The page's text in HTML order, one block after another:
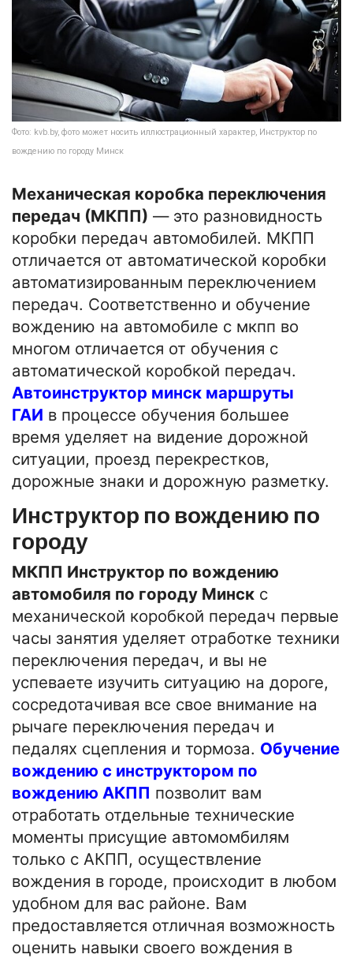
Фото: kvb.by, фото может носить иллюстрационный характер, Инструктор по
вождению по городу Минск
Механическая коробка переключения
передач (МКПП) — это разновидность
коробки передач автомобилей. МКПП
отличается от автоматической коробки
автоматизированным переключением
передач. Соответственно и обучение
вождению на автомобиле с мкпп во
многом отличается от обучения с
автоматической коробкой передач.
Автоинструктор минск маршруты
ГАИ в процессе обучения большее
время уделяет на видение дорожной
ситуации, проезд перекрестков,
дорожные знаки и дорожную разметку.
Инструктор по вождению по
городу
МКПП Инструктор по вождению
автомобиля по городу Минск с
механической коробкой передач первые
часы занятия уделяет отработке техники
переключения передач, и вы не
успеваете изучить ситуацию на дороге,
сосредотачивая все свое внимание на
рычаге переключения передач и
педалях сцепления и тормоза. Обучение
вождению с инструктором по
вождению АКПП позволит вам
отработать отдельные технические
моменты присущие автомомбилям
только с АКПП, осуществление
вождения в городе, происходит в любом
удобном для вас районе. Вам
предоставляется отличная возможность
оценить навыки своего вождения в